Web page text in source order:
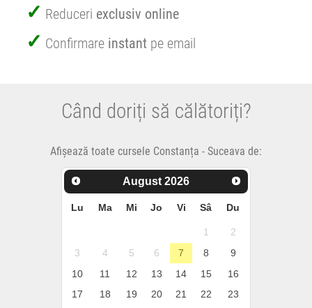
Reduceri exclusiv online
Confirmare instant pe email
Când doriți să călătoriți?
Afișează toate cursele Constanța - Suceava de:
August 2026
Lu Ma Mi Jo Vi Sâ Du
1
2
3
4 5 6 7 8
9
10
11 12 13 14 15
16
17
18 19 20 21 22
23